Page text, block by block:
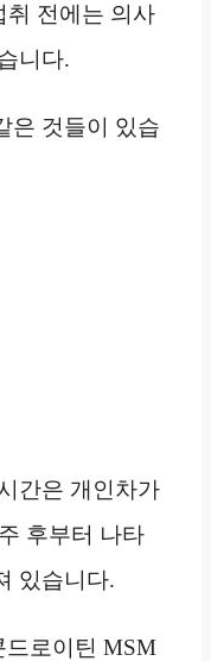
취 전에는 의사
니다.
은 것들이 있습
간은 개인차가
후부터 나타
있습니다.
드로이틴 MSM